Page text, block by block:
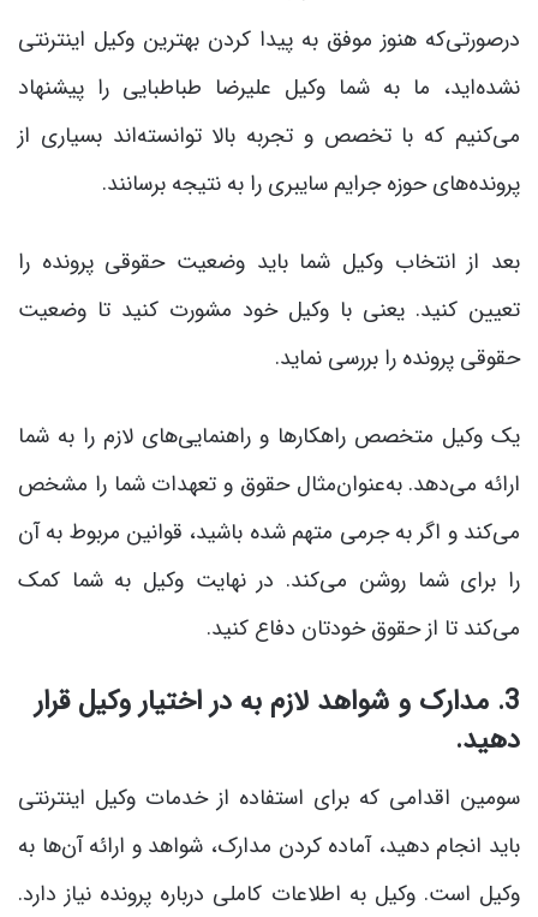
درصورتی‌که هنوز موفق به پیدا کردن بهترین وکیل اینترنتی
نشده‌اید، ما به شما وکیل علیرضا طباطبایی را پیشنهاد
می‌کنیم که با تخصص و تجربه بالا توانسته‌اند بسیاری از
پرونده‌های حوزه جرایم سایبری را به نتیجه برسانند.
بعد از انتخاب وکیل شما باید وضعیت حقوقی پرونده را
تعیین کنید. یعنی با وکیل خود مشورت کنید تا وضعیت
حقوقی پرونده را بررسی نماید.
یک وکیل متخصص راهکارها و راهنمایی‌های لازم را به شما
ارائه می‌دهد. به‌عنوان‌مثال حقوق و تعهدات شما را مشخص
می‌کند و اگر به جرمی متهم شده باشید، قوانین مربوط به آن
را برای شما روشن می‌کند. در نهایت وکیل به شما کمک
می‌کند تا از حقوق خودتان دفاع کنید.
3. مدارک و شواهد لازم به در اختیار وکیل قرار
دهید.
سومین اقدامی که برای استفاده از خدمات وکیل اینترنتی
باید انجام دهید، آماده کردن مدارک، شواهد و ارائه آن‌ها به
وکیل است. وکیل به اطلاعات کاملی درباره پرونده نیاز دارد.